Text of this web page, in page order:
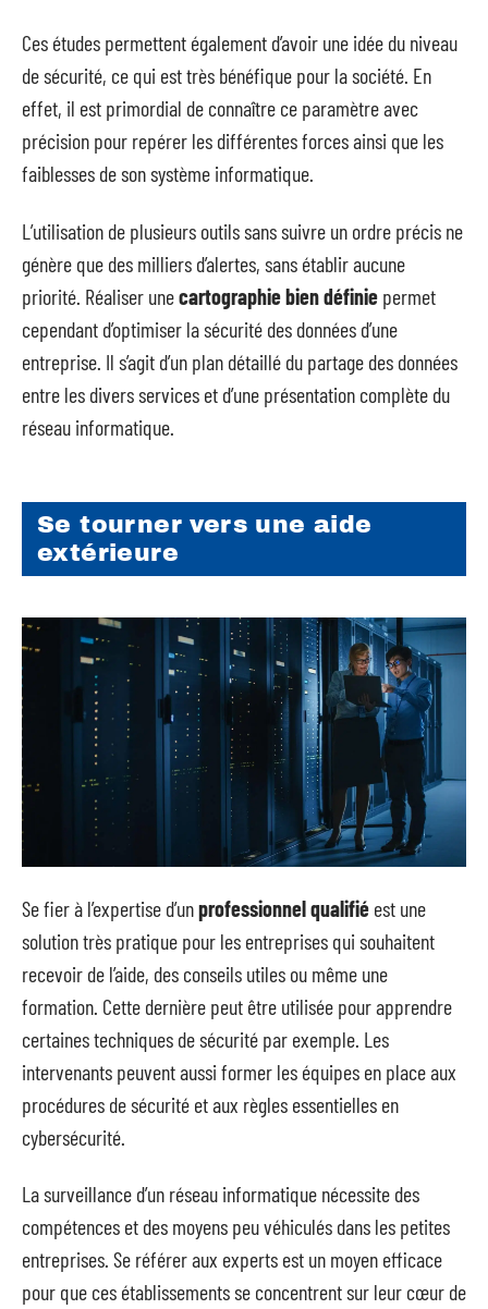
Ces études permettent également d’avoir une idée du niveau
de sécurité, ce qui est très bénéfique pour la société. En
effet, il est primordial de connaître ce paramètre avec
précision pour repérer les différentes forces ainsi que les
faiblesses de son système informatique.
L’utilisation de plusieurs outils sans suivre un ordre précis ne
génère que des milliers d’alertes, sans établir aucune
priorité. Réaliser unecartographiebien définie permet
cependant d’optimiser la sécurité des données d’une
entreprise. Il s’agit d’un plan détaillé du partage des données
entre les divers services et d’une présentation complète du
réseau informatique.
Se tourner vers une aide
extérieure
Se fier à l’expertise d’unprofessionnel qualifié est une
solution très pratique pour les entreprises qui souhaitent
recevoir de l’aide, des conseils utiles ou même une
formation. Cette dernière peut être utilisée pour apprendre
certaines techniques de sécurité par exemple. Les
intervenants peuvent aussi former les équipes en place aux
procédures de sécurité et aux règles essentielles en
cybersécurité.
La surveillance d’un réseau informatique nécessite des
compétences et des moyens peu véhiculés dans les petites
entreprises. Se référer aux experts est un moyen efficace
pour que ces établissements se concentrent sur leur cœur de